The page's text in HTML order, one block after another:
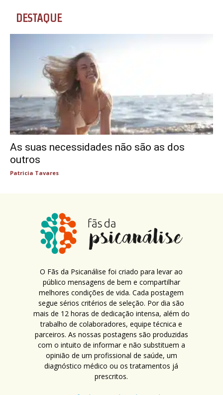
DESTAQUE
As suas necessidades não são as dos
outros
Patricia Tavares
O Fãs da Psicanálise foi criado para levar ao
público mensagens de bem e compartilhar
melhores condições de vida. Cada postagem
segue sérios critérios de seleção. Por dia são
mais de 12 horas de dedicação intensa, além do
trabalho de colaboradores, equipe técnica e
parceiros. As nossas postagens são produzidas
com o intuito de informar e não substituem a
opinião de um profissional de saúde, um
diagnóstico médico ou os tratamentos já
prescritos.